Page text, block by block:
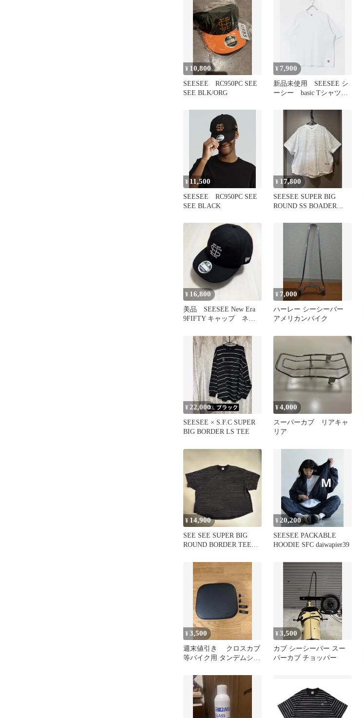
¥ 10,800
SEESEE RC950PC SEE
SEE BLK/ORG
¥ 7,900
新品未使用 SEESEE シ
ーシー basic Tシャツ
¥11,500
SEESEE RC950PC SEE
SEE BLACK
¥ 17,800
SEESEE SUPER BIG
ROUND SS BOADER
¥ 16,800
美品 SEESEE New Era
9FIFTY キャップ ネイ
¥ 7,000
ハーレー シーシーバー
アメリカンバイク
¥22,000
SEESEE × S.F.C SUPER
BIG BORDER LS TEE
¥4,000
スーパーカブ リアキャ
リア
¥ 14,900
SEE SEE SUPER BIG
ROUND BORDER TEE
¥20,200
SEESEE PACKABLE
HOODIE SFC daiwapier39
¥3,500
週末値引き クロスカブ
等バイク用 タンデムシー
¥3,500
カブ シーシーバー スー
パーカブ チョッパー